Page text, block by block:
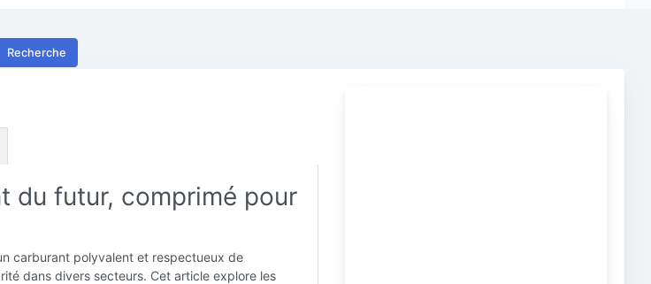
Recherche
du futur, comprimé pour
carburant polyvalent et respectueux de
dans divers secteurs. Cet article explore les